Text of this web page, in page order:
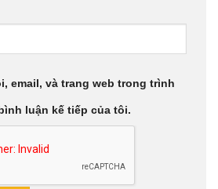
email, và trang web trong trình
luận kế tiếp của tôi.